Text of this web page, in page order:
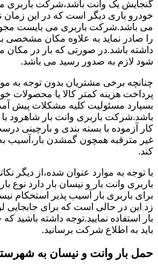
گنجایش یک وانت باشد،شرکت باربری
خودرو باری دیگر است که در این زمان
می باشد.شرکت باربری می بایست مجوز
را صادر نماید به علاوه مکان مشخصی
داشته باشد.در صورتی که بار در مکان
شود لازم به صدور رسید می باشد.
چنانچه برخی مشتریان بدون توجه به
پرداخت هزینه کمتر کالا یا محصولات
بسپارد مسئولیت کلیه مشکلات پیش
باشد.شرکت باربری وانت بار شاهرود
کار آزموده با بسته بندی و بارچینی
غیر مترقبه همچون گمشدن بار،آسیب
کند.
با توجه به موارد عنوان شده،از دیگر
باربری وانت بار و نیسان بار دارد نوع
برای باربری بار آسیب پذیر استحکام
زد این در حالی است که برای جابجایی
بار استفاده نمایید.توجه داشته باشید
باید به اطلاع شرکت برسانید.
حمل بار وانت و نیسان به